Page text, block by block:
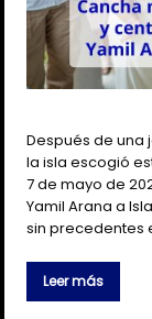
Después de
la isla escogió
7 de mayo de
Yamil Arana a
sin precedentes
Leer más